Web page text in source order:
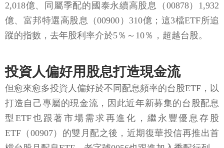
2,018億、同屬季配的國泰永續高股息（00878）1,932
億、富邦特選高股息（00900）310億；這3檔ETF所追
蹤的指數，去年股利率介於5％～10％，超越台股。
投資人偏好用股息打造現金流
但愈來愈多投資人偏好於不同配息頻率的台股ETF，以
打造自己專屬的現金流，因此近年新募集的台股配息
型ETF也跟著市場需求再進化，繼永豐優息存股
ETF（00907）的雙月配之後，近期復華投信再推出首